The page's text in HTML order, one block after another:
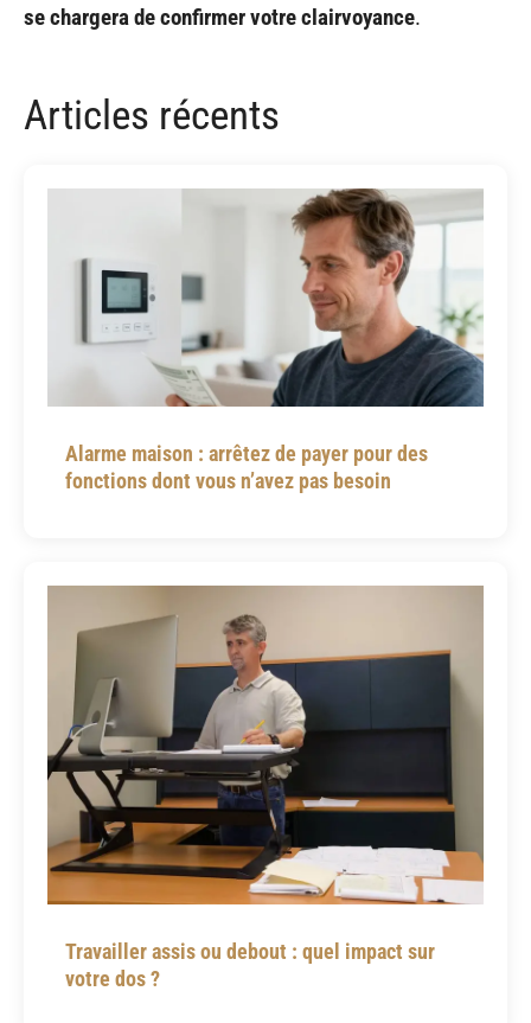
se chargera de confirmer votre clairvoyance.
Articles récents
Alarme maison : arrêtez de payer pour des
fonctions dont vous n’avez pas besoin
Travailler assis ou debout : quel impact sur
votre dos ?